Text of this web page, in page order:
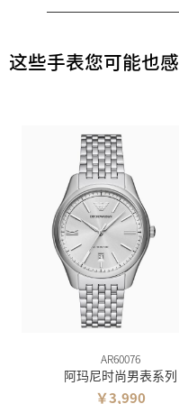
这些手表您可能也
AR60076
阿玛尼时尚男表系列
￥3,990